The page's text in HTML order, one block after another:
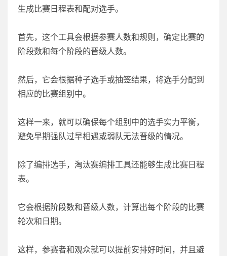
生成比赛日程表和配对选手。
首先，这个工具会根据参赛人数和规则，确定比赛的
阶段数和每个阶段的晋级人数。
然后，它会根据种子选手或抽签结果，将选手分配到
相应的比赛组别中。
这样一来，就可以确保每个组别中的选手实力平衡，
避免早期强队过早相遇或弱队无法晋级的情况。
除了编排选手，淘汰赛编排工具还能够生成比赛日程
表。
它会根据阶段数和晋级人数，计算出每个阶段的比赛
轮次和日期。
这样，参赛者和观众就可以提前安排好时间，并且避